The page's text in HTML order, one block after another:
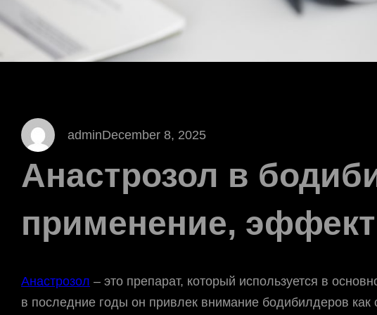
adminDecember 8, 2025
Анастрозол в
применение,
Анастрозол – это препарат, который используется в
в последние годы он привлек внимание бодибилдеров как